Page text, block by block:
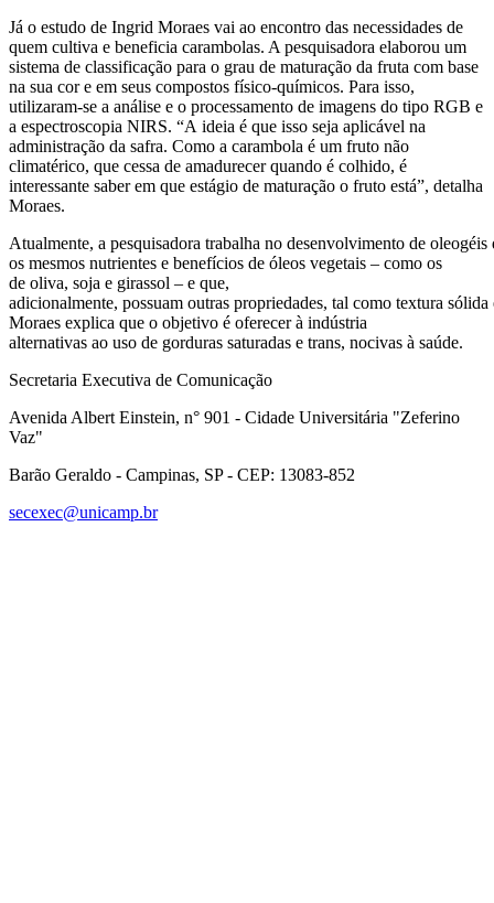
Já o estudo de Ingrid Moraes vai ao encontro das necessidades de
quem cultiva e beneficia carambolas. A pesquisadora elaborou um
sistema de classificação para o grau de maturação da fruta com base
na sua cor e em seus compostos físico-químicos. Para isso,
utilizaram-se a análise e o processamento de imagens do tipo RGB e
a espectroscopia NIRS. “A ideia é que isso seja aplicável na
administração da safra. Como a carambola é um fruto não
climatérico, que cessa de amadurecer quando é colhido, é
interessante saber em que estágio de maturação o fruto está”, detalha
Moraes.
Atualmente, a pesquisadora trabalha no desenvolvimento de oleogéis
os mesmos nutrientes e benefícios de óleos vegetais – como os
de oliva, soja e girassol – e que,
adicionalmente, possuam outras propriedades, tal como textura
Moraes explica que o objetivo é oferecer à indústria
alternativas ao uso de gorduras saturadas e trans, nocivas à saúde.
Secretaria Executiva de Comunicação
Avenida Albert Einstein, n° 901 - Cidade Universitária "Zeferino
Vaz"
Barão Geraldo - Campinas, SP - CEP: 13083-852
secexec@unicamp.br